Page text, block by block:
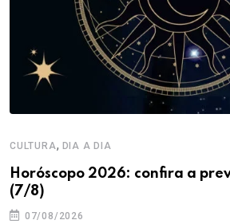
CULTURA, DIA A DIA
Horóscopo 2026: confira a
(7/8)
07/08/2026